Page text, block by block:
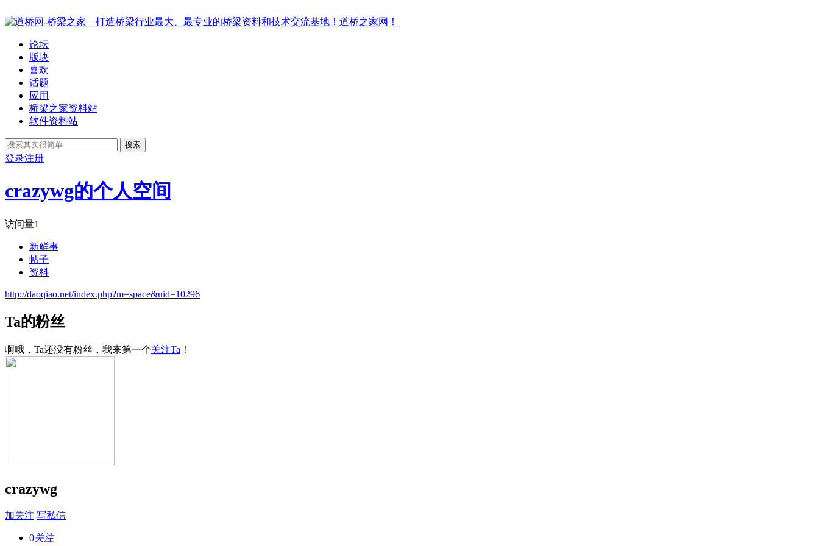
论坛
版块
喜欢
话题
应用
桥梁之家资料站
软件资料站
搜索
登录注册
crazywg的个人空间
访问量1
新鲜事
帖子
资料
http://daoqiao.net/index.php?m=space&uid=10296
Ta的粉丝
啊哦，Ta还没有粉丝，我来第一个关注Ta ！
crazywg
加关注 写私信
0关注